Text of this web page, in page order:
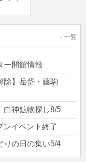
一覧
ー開館情報
除】岳岱・藤駒
白神鉱物探し8/5
ンイベント終了
りの日の集い5/4